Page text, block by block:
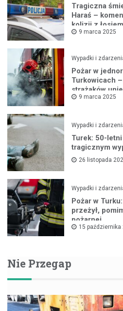
Tragiczna
Haraś –
kolizji z łosiem
9 marca 2025
Wypadki i
Pożar w
Turkowicach
strażaków
9 marca 2025
Wypadki i
Turek: 50-
tragicznym
26 listopada
Wypadki i
Pożar w
przeżył,
pożarnej
15 października
Nie Przegap